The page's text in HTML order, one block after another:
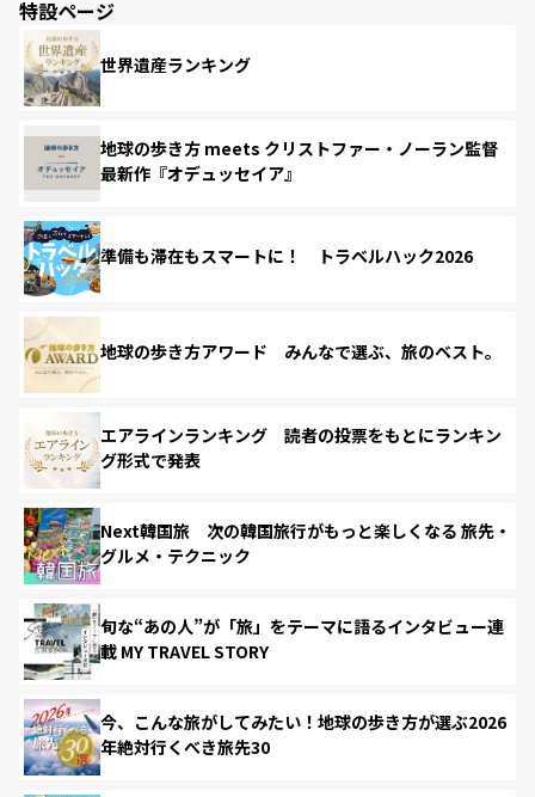
特設ページ
世界遺産ランキング
地球の歩き方 meets クリストファー・ノーラン監督
最新作『オデュッセイア』
準備も滞在もスマートに！ トラベルハック2026
地球の歩き方アワード みんなで選ぶ、旅のベスト。
エアラインランキング 読者の投票をもとにランキン
グ形式で発表
Next韓国旅 次の韓国旅行がもっと楽しくなる 旅先・
グルメ・テクニック
旬な“あの人”が「旅」をテーマに語るインタビュー連
載 MY TRAVEL STORY
今、こんな旅がしてみたい！地球の歩き方が選ぶ2026
年絶対行くべき旅先30